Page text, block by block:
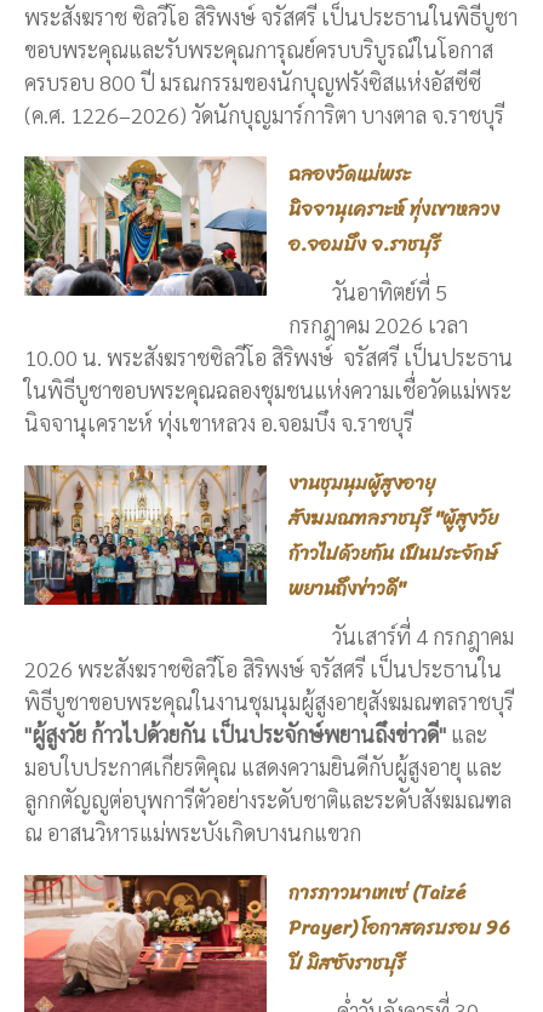
พระสังฆราช ซิลวีโอ สิริพงษ์ จรัสศรี เป็นประธานในพิธีบูชา
ขอบพระคุณและรับพระคุณการุณย์ครบบริบูรณ์ในโอกาส
ครบรอบ 800 ปี มรณกรรมของนักบุญฟรังซิสแห่งอัสซีซี
(ค.ศ. 1226–2026) วัดนักบุญมาร์การิตา บางตาล จ.ราชบุรี
ฉลองวัดแม่พระ
นิจจานุเคราะห์ ทุ่งเขาหลวง
อ.จอมบึง จ.ราชบุรี
วันอาทิตย์ที่ 5
กรกฎาคม 2026 เวลา
10.00 น. พระสังฆราชซิลวีโอ สิริพงษ์ จรัสศรี เป็นประธาน
ในพิธีบูชาขอบพระคุณฉลองชุมชนแห่งความเชื่อวัดแม่พระ
นิจจานุเคราะห์ ทุ่งเขาหลวง อ.จอมบึง จ.ราชบุรี
งานชุมนุมผู้สูงอายุ
สังฆมณฑลราชบุรี "ผู้สูงวัย
ก้าวไปด้วยกัน เป็นประจักษ์
พยานถึงข่าวดี"
วันเสาร์ที่ 4 กรกฎาคม
2026 พระสังฆราชซิลวีโอ สิริพงษ์ จรัสศรี เป็นประธานใน
พิธีบูชาขอบพระคุณในงานชุมนุมผู้สูงอายุสังฆมณฑลราชบุรี
"ผู้สูงวัย ก้าวไปด้วยกัน เป็นประจักษ์พยานถึงข่าวดี" และ
มอบใบประกาศเกียรติคุณ แสดงความยินดีกับผู้สูงอายุ และ
ลูกกตัญญูต่อบุพการีตัวอย่างระดับชาติและระดับสังฆมณฑล
ณ อาสนวิหารแม่พระบังเกิดบางนกแขวก
การภาวนาเทเซ่ (Taizé
Prayer) โอกาสครบรอบ 96
ปี มิสซังราชบุรี